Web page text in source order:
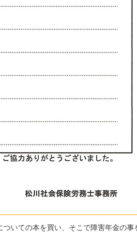
いての本を買い、そこで障害年金の事